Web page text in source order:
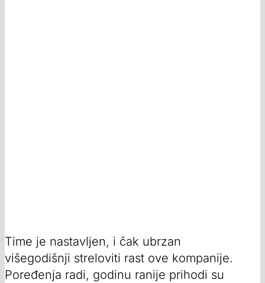
Time je nastavljen, i čak ubrzan
višegodišnji streloviti rast ove kompanije.
Poređenja radi, godinu ranije prihodi su